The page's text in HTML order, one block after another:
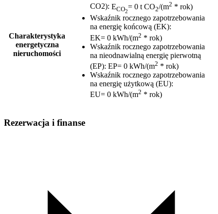
Charakterystyka
energetyczna
nieruchomości
CO2): ECO2
= 0 t CO2/(m2 * rok)
Wskaźnik rocznego zapotrzebowania
na energię końcową (EK):
EK= 0 kWh/(m2 * rok)
Wskaźnik rocznego zapotrzebowania
na nieodnawialną energię pierwotną
(EP): EP= 0 kWh/(m2 * rok)
Wskaźnik rocznego zapotrzebowania
na energię użytkową (EU):
EU= 0 kWh/(m2 * rok)
Rezerwacja i finanse